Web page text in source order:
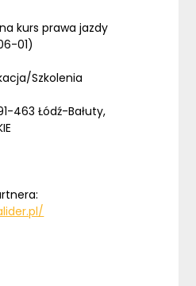
kurs prawa jazdy
01)
Szkolenia
463 Łódź-Bałuty,